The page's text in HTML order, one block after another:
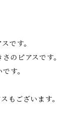
です。
のピアスです。
す。
もございます。